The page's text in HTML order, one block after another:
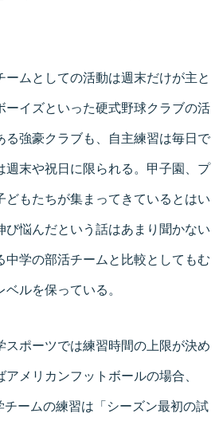
ームとしての活動は週末だけが主と
ーイズといった硬式野球クラブの活
る強豪クラブも、自主練習は毎日で
週末や祝日に限られる。甲子園、プ
どもたちが集まってきているとはい
び悩んだという話はあまり聞かない
中学の部活チームと比較としてもむ
ルを保っている。
スポーツでは練習時間の上限が決め
メリカンフットボールの場合、
ームの練習は「シーズン最初の試